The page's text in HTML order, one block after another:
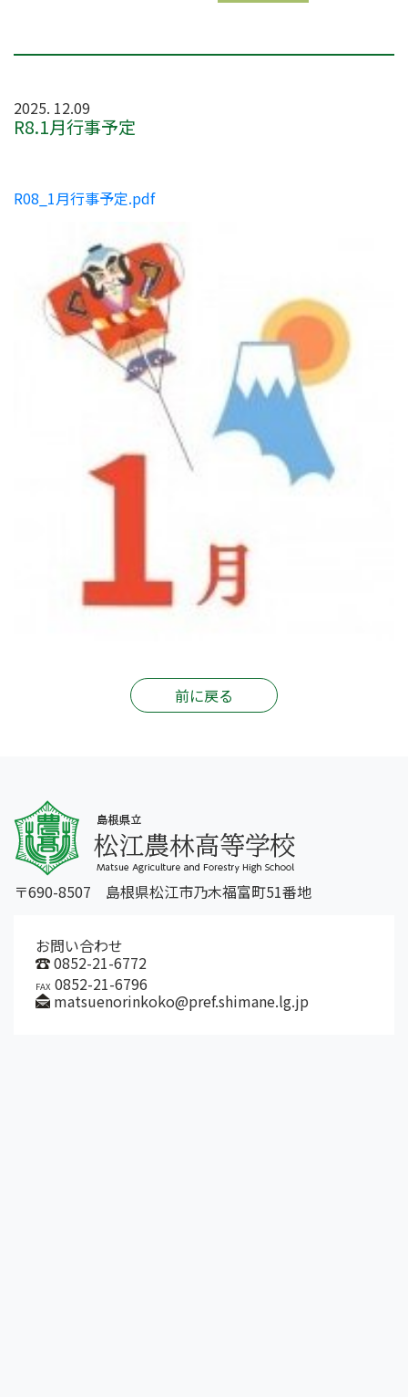
2025. 12.09
R8.1月行事予定
R08_1月行事予定.pdf
前に戻る
〒690-8507 島根県松江市乃木福富町51番地
お問い合わせ
0852-21-6772
FAX 0852-21-6796
matsuenorinkoko@pref.shimane.lg.jp